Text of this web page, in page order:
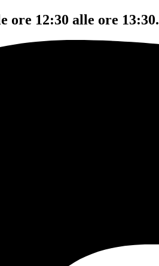
ore 12:30 alle ore 13:30.